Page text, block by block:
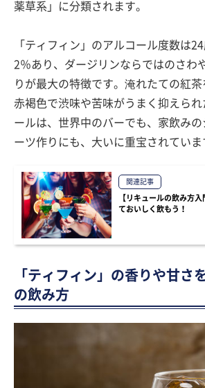
薬草系」に分類されます。
「ティフィン」のアルコール度数は
2％あり、ダージリンならではのさわ
りが最大の特徴です。淹れたての紅
赤褐色で渋味や苦味がうまく抑えられ
ールは、世界中のバーでも、家飲み
ーツ作りにも、大いに重宝されていま
関連記事
【リキュールの飲み方
ておいしく飲もう！
「ティフィン」の香りや甘さ
の飲み方